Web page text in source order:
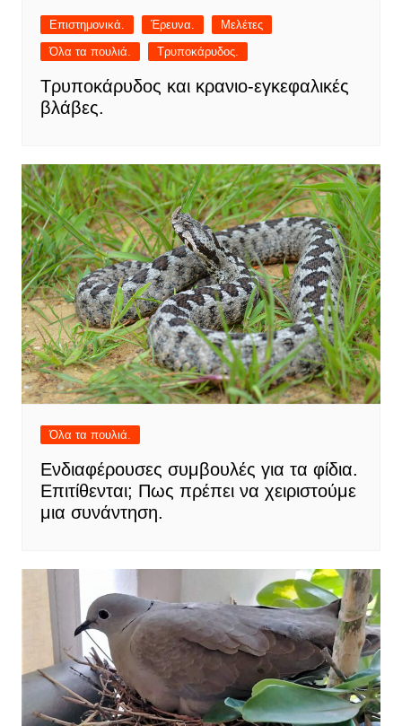
Επιστημονικά. Έρευνα.
Μελέτες
Όλα τα πουλιά.
Τρυποκάρυδος.
Τρυποκάρυδος και κρανιο-εγκεφαλικές
βλάβες.
Όλα τα πουλιά.
Ενδιαφέρουσες συμβουλές για τα φίδια.
Επιτίθενται; Πως πρέπει να χειριστούμε
μια συνάντηση.